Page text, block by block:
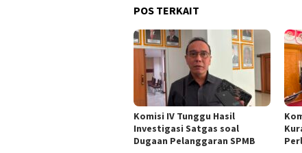
POS TERKAIT
Komisi IV Tunggu Hasil
Investigasi Satgas soal
Dugaan Pelanggaran SPMB